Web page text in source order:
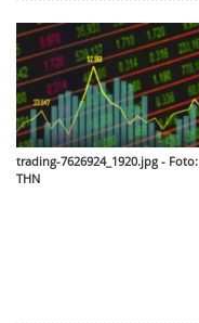
trading-7626924_1920.jpg - Foto:
THN